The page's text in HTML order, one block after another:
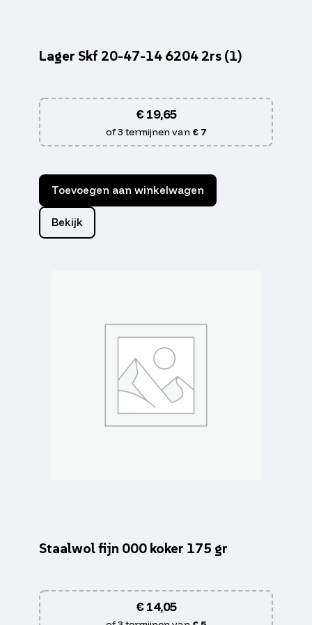
Lager Skf 20-47-14 6204 2rs (1)
€19,65
of 3 termijnen van € 7
Toevoegen aan winkelwagen
Bekijk
Staalwol fijn 000 koker 175 gr
€14,05